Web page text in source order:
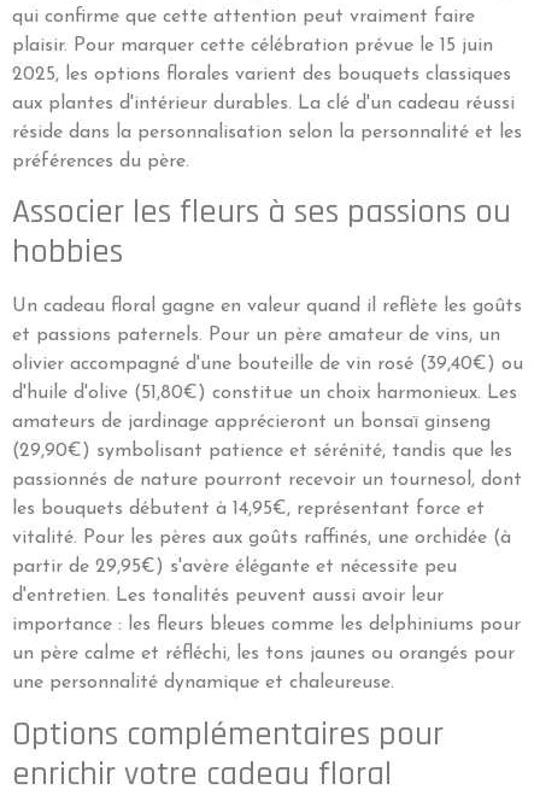
qui confirme que cette attention peut vraiment faire
plaisir. Pour marquer cette célébration prévue le 15 juin
2025, les options florales varient des bouquets classiques
aux plantes d'intérieur durables. La clé d'un cadeau réussi
réside dans la personnalisation selon la personnalité et les
préférences du père.
Associer les fleurs à ses passions ou
hobbies
Un cadeau floral gagne en valeur quand il reflète les goûts
et passions paternels. Pour un père amateur de vins, un
olivier accompagné d'une bouteille de vin rosé (39,40€) ou
d'huile d'olive (51,80€) constitue un choix harmonieux. Les
amateurs de jardinage apprécieront un bonsaï ginseng
(29,90€) symbolisant patience et sérénité, tandis que les
passionnés de nature pourront recevoir un tournesol, dont
les bouquets débutent à 14,95€, représentant force et
vitalité. Pour les pères aux goûts raffinés, une orchidée (à
partir de 29,95€) s'avère élégante et nécessite peu
d'entretien. Les tonalités peuvent aussi avoir leur
importance : les fleurs bleues comme les delphiniums pour
un père calme et réfléchi, les tons jaunes ou orangés pour
une personnalité dynamique et chaleureuse.
Options complémentaires pour
enrichir votre cadeau floral